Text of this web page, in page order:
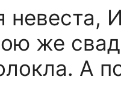
невеста,
же
А